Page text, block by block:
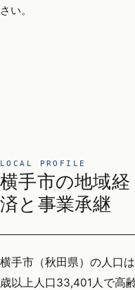
さい。
LOCAL PROFILE
横手市の地域経
済と事業承継
横手市（秋田県）の人口
歳以上人口33,401人で高